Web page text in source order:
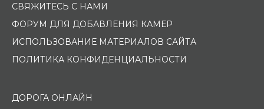
СВЯЖИТЕСЬ С НАМИ
ФОРУМ ДЛЯ ДОБАВЛЕНИЯ КАМЕР
ИСПОЛЬЗОВАНИЕ МАТЕРИАЛОВ САЙТА
ПОЛИТИКА КОНФИДЕНЦИАЛЬНОСТИ
ДОРОГА ОНЛАЙН